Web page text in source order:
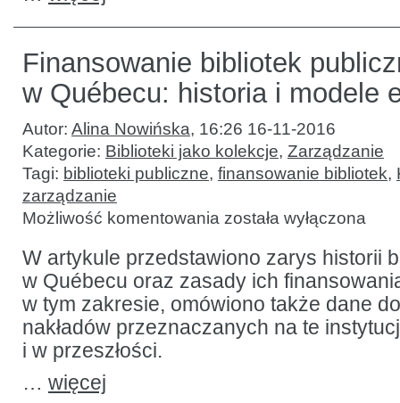
Finansowanie bibliotek
w Québecu: historia i modele
Autor: Alina Nowińska, 16:26 16-11-2016
Kategorie: Biblioteki jako kolekcje, Zarządzanie
Tagi: biblioteki publiczne, finansowanie bibliotek,
zarządzanie
Możliwość komentowania Finansowanie
bibliotek
w Québecu:
historia
i modele
ekonomiczne
została wyłączona
W artykule przedstawiono zarys historii
w Québecu oraz zasady ich
w tym zakresie, omówiono także dane
nakładów przeznaczanych na te
i w przeszłości.
… więcej